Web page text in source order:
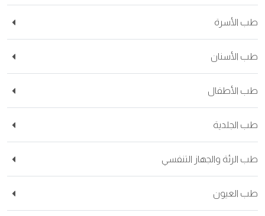
الأسرة
الأسنان
الأطفال
الجلدية
الرئة والجهاز التنفسي
العيون